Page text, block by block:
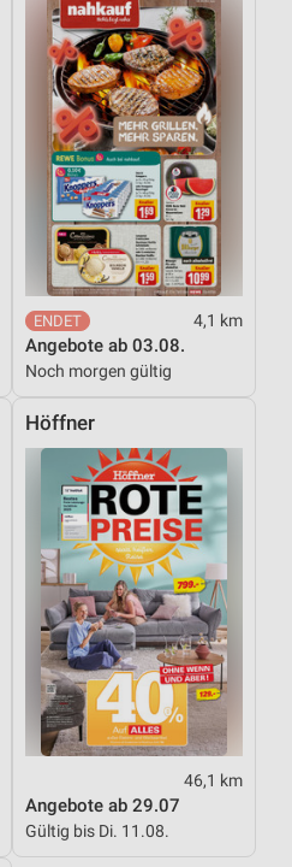
4,1 km
Angebote ab 03.08.
Noch morgen gültig
Höffner
46,1 km
Angebote ab 29.07
Gültig bis Di. 11.08.